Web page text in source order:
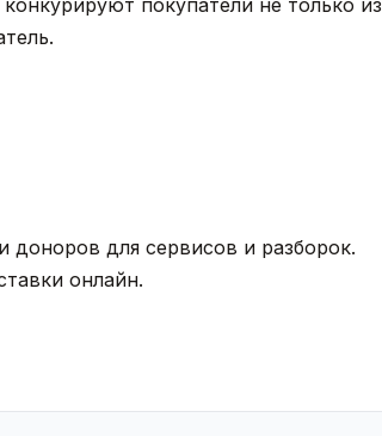
покупатели не только из
для сервисов и разборок.
онлайн.